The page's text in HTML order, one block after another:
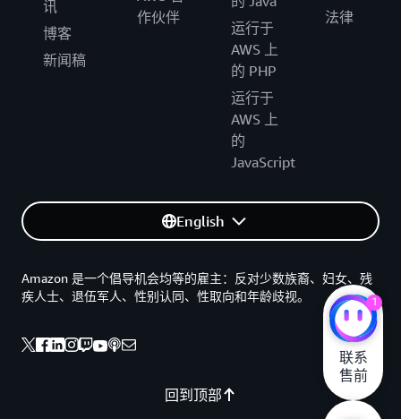
讯
博客
新闻稿
作伙伴
运行于
AWS 上
的 PHP
运行于
AWS 上
的
JavaScript
法律
English
回到顶部
Amazon 是一个倡导机会均等的雇主：反对少数族裔、妇女、残
疾人士、退伍军人、性别认同、性取向和年龄歧视。
1
联系
售前